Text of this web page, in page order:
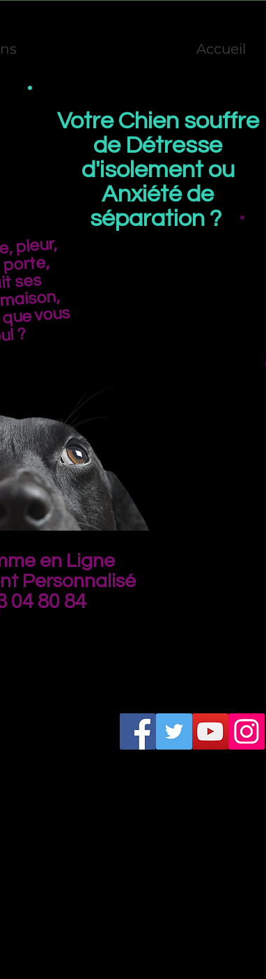
Accueil
Votre Chien souffre
de Détresse
d'isolement ou
Anxiété de
séparation ?
pleur,
ses
vous
?
en Ligne
Personnalisé
04 80 84